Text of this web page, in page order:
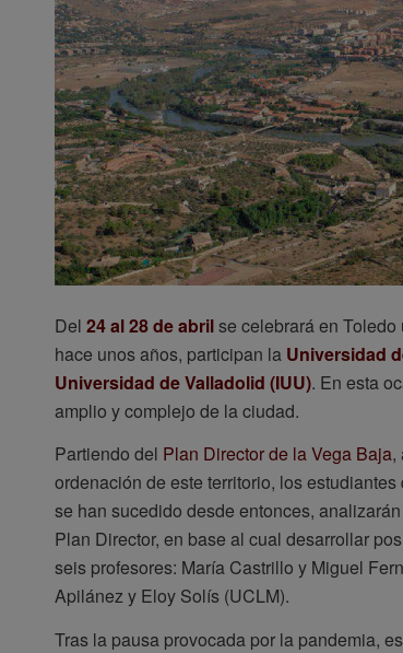
Del 24 al 28 de abrilse celebrará en
hace unos años, participan la Universidad
Universidad de Valladolid (IUU). En esta
amplio y complejo de la ciudad.
Partiendo del Plan Director de la Vega Baja,
ordenación de este territorio, los
se han sucedido desde entonces,
Plan Director, en base al cual desarrollar
seis profesores: María Castrillo y Miguel
Apilánez y Eloy Solís (UCLM).
Tras la pausa provocada por la pandemia,